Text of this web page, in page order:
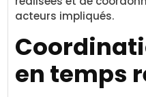
acteurs impliqués.
en temps